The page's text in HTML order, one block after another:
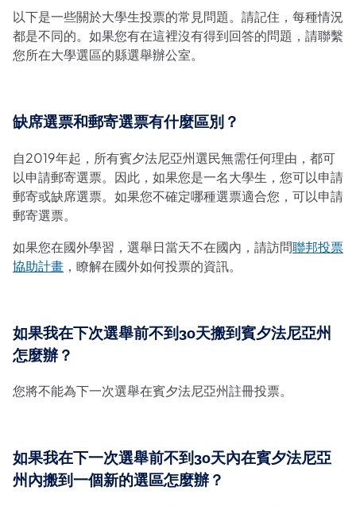
以下是一些關於大學生投票的常見問題。請記住，每種情況
都是不同的。如果您有在這裡沒有得到回答的問題，請聯繫
您所在大學選區的縣選舉辦公室。
缺席選票和郵寄選票有什麼區別？
自2019年起，所有賓夕法尼亞州選民無需任何理由，都可
以申請郵寄選票。因此，如果您是一名大學生，您可以申請
郵寄或缺席選票。如果您不確定哪種選票適合您，可以申請
郵寄選票。
如果您在國外學習，選舉日當天不在國內，請訪問聯邦投票
協助計畫 ，瞭解在國外如何投票的資訊。
如果我在下次選舉前不到30天搬到賓夕法尼亞州
怎麼辦？
您將不能為下一次選舉在賓夕法尼亞州註冊投票。
如果我在下一次選舉前不到30天內在賓夕法尼亞
州內搬到一個新的選區怎麼辦？